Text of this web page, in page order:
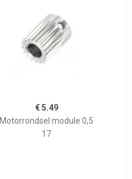
€ 5.49
Motorrondsel module 0,5
17